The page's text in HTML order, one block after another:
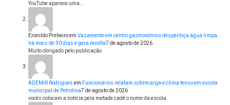
YouTube aparece uma…
Eronildo Pinheiroem Vazamento em centro gastronômico desperdiça água limpa
há mais de 30 dias e gera revolta7 de agosto de 2026
Muito obrigado pelo publicação.
ADEMIR Rodrigues em Funcionários relatam sobrecarga e clima tenso em escola
municipal de Petrolina7 de agosto de 2026
vocês colocam a notícia pela metade cadê o nome da escola